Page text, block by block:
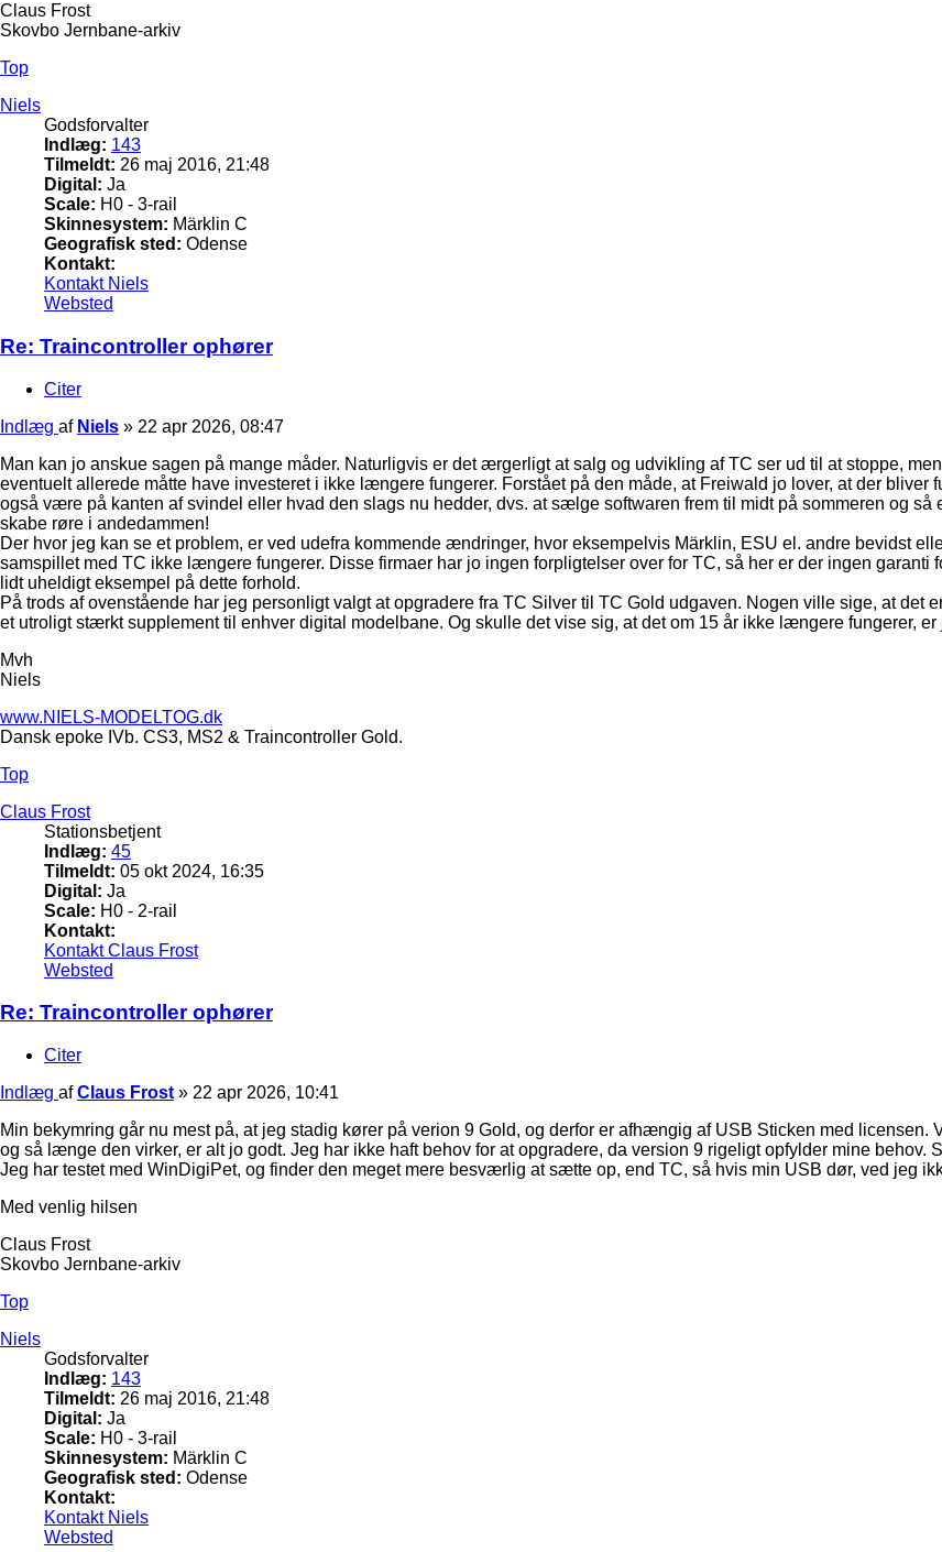
Claus Frost
Skovbo Jernbane-arkiv
Top
Niels
Godsforvalter
Indlæg: 143
Tilmeldt: 26 maj 2016, 21:48
Digital: Ja
Scale: H0 - 3-rail
Skinnesystem: Märklin C
Geografisk sted: Odense
Kontakt:
Kontakt Niels
Websted
Re: Traincontroller ophører
Citer
Indlæg af Niels » 22 apr 2026, 08:47
Man kan jo anskue sagen på mange måder. Naturligvis er det ærgerligt at salg og udvikling af TC ser ud til at stoppe,
eventuelt allerede måtte have investeret i ikke længere fungerer. Forstået på den måde, at Freiwald jo lover, at der
også være på kanten af svindel eller hvad den slags nu hedder, dvs. at sælge softwaren frem til midt på sommeren og
skabe røre i andedammen!
Der hvor jeg kan se et problem, er ved udefra kommende ændringer, hvor eksempelvis Märklin, ESU el. andre bevidst
samspillet med TC ikke længere fungerer. Disse firmaer har jo ingen forpligtelser over for TC, så her er der ingen
lidt uheldigt eksempel på dette forhold.
På trods af ovenstående har jeg personligt valgt at opgradere fra TC Silver til TC Gold udgaven. Nogen ville sige, at det
et utroligt stærkt supplement til enhver digital modelbane. Og skulle det vise sig, at det om 15 år ikke længere fungerer,
Mvh
Niels
www.NIELS-MODELTOG.dk
Dansk epoke IVb. CS3, MS2 & Traincontroller Gold.
Top
Claus Frost
Stationsbetjent
Indlæg: 45
Tilmeldt: 05 okt 2024, 16:35
Digital: Ja
Scale: H0 - 2-rail
Kontakt:
Kontakt Claus Frost
Websted
Re: Traincontroller ophører
Citer
Indlæg afClaus Frost » 22 apr 2026, 10:41
Min bekymring går nu mest på, at jeg stadig kører på verion 9 Gold, og derfor er afhængig af USB Sticken med licensen.
og så længe den virker, er alt jo godt. Jeg har ikke haft behov for at opgradere, da version 9 rigeligt opfylder mine behov.
Jeg har testet med WinDigiPet, og finder den meget mere besværlig at sætte op, end TC, så hvis min USB dør, ved jeg
Med venlig hilsen
Claus Frost
Skovbo Jernbane-arkiv
Top
Niels
Godsforvalter
Indlæg: 143
Tilmeldt: 26 maj 2016, 21:48
Digital: Ja
Scale: H0 - 3-rail
Skinnesystem: Märklin C
Geografisk sted: Odense
Kontakt:
Kontakt Niels
Websted